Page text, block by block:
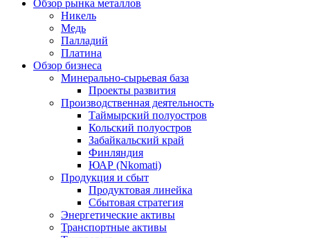
Обзор рынка металлов
Никель
Медь
Палладий
Платина
Обзор бизнеса
Минерально-сырьевая база
Проекты развития
Производственная деятельность
Таймырский полуостров
Кольский полуостров
Забайкальский край
Финляндия
ЮАР (Nkomati)
Продукция и сбыт
Продуктовая линейка
Сбытовая стратегия
Энергетические активы
Транспортные активы